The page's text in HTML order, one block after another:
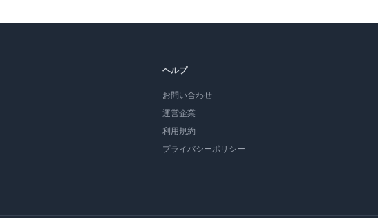
ヘルプ
お問い合わせ
運営企業
利用規約
プライバシーポリシー